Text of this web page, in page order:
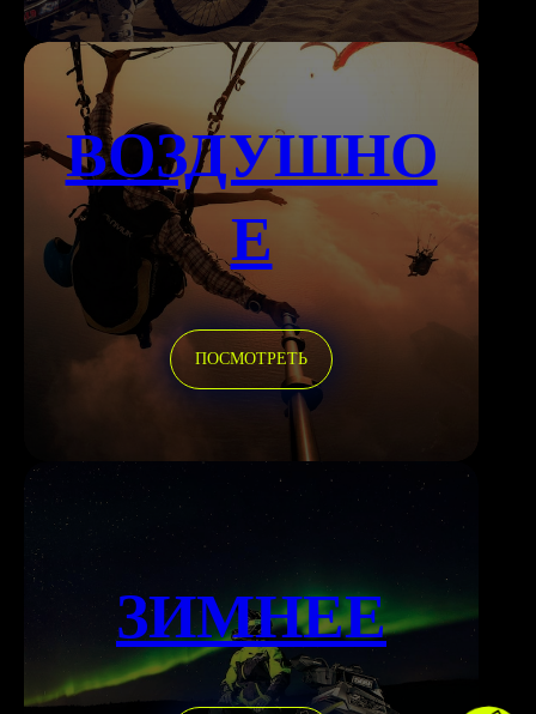
ВОЗДУШНО
Е
ПОСМОТРЕТЬ
ЗИМНЕЕ